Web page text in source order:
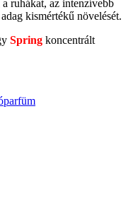
ruhákat, az intenzívebb
kismértékű növelését.
Spring koncentrált